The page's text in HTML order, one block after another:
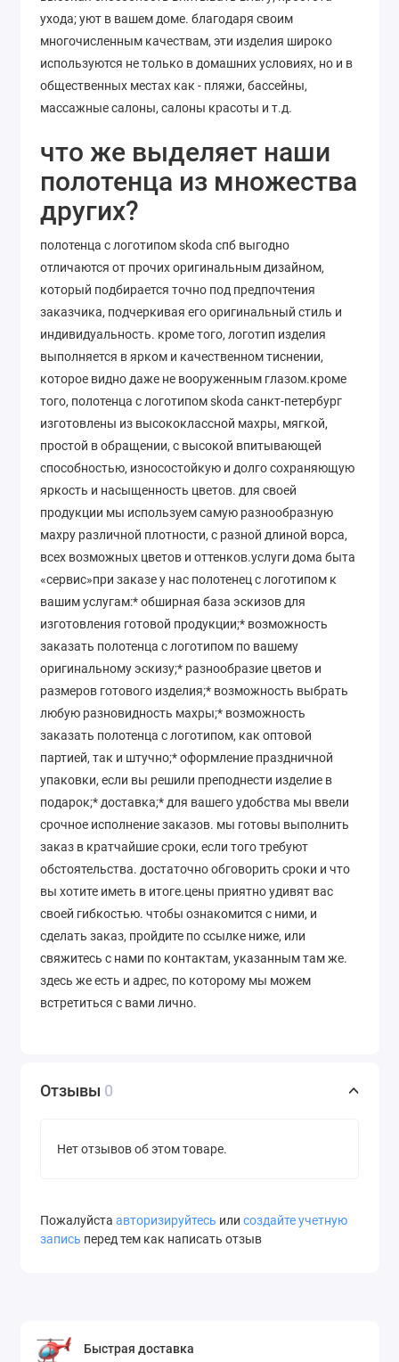
ухода; уют в вашем доме. благодаря своим
многочисленным качествам, эти изделия широко
используются не только в домашних условиях, но и в
общественных местах как - пляжи, бассейны,
массажные салоны, салоны красоты и т.д.
что же выделяет наши
полотенца из множества
других?
полотенца с логотипом skoda спб выгодно
отличаются от прочих оригинальным дизайном,
который подбирается точно под предпочтения
заказчика, подчеркивая его оригинальный стиль и
индивидуальность. кроме того, логотип изделия
выполняется в ярком и качественном тиснении,
которое видно даже не вооруженным глазом.кроме
того, полотенца с логотипом skoda санкт-петербург
изготовлены из высококлассной махры, мягкой,
простой в обращении, с высокой впитывающей
способностью, износостойкую и долго сохраняющую
яркость и насыщенность цветов. для своей
продукции мы используем самую разнообразную
махру различной плотности, с разной длиной ворса,
всех возможных цветов и оттенков.услуги дома быта
«сервис»при заказе у нас полотенец с логотипом к
вашим услугам:* обширная база эскизов для
изготовления готовой продукции;* возможность
заказать полотенца с логотипом по вашему
оригинальному эскизу;* разнообразие цветов и
размеров готового изделия;* возможность выбрать
любую разновидность махры;* возможность
заказать полотенца с логотипом, как оптовой
партией, так и штучно;* оформление праздничной
упаковки, если вы решили преподнести изделие в
подарок;* доставка;* для вашего удобства мы ввели
срочное исполнение заказов. мы готовы выполнить
заказ в кратчайшие сроки, если того требуют
обстоятельства. достаточно обговорить сроки и что
вы хотите иметь в итоге.цены приятно удивят вас
своей гибкостью. чтобы ознакомится с ними, и
сделать заказ, пройдите по ссылке ниже, или
свяжитесь с нами по контактам, указанным там же.
здесь же есть и адрес, по которому мы можем
встретиться с вами лично.
Отзывы 0
Нет отзывов об этом товаре.
Пожалуйста авторизируйтесь или создайте учетную
запись перед тем как написать отзыв
Быстрая доставка